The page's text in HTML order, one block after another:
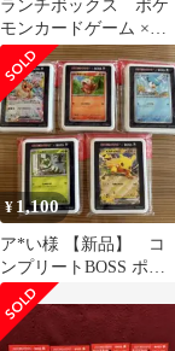
ランチボックス ポケ
モンカードゲーム ×
BOSS ピカチュウex
¥ 1,100
ア*い様 【新品】 コ
ンプリートBOSS ポケ
モン ランチボック
ス サンドイッチ